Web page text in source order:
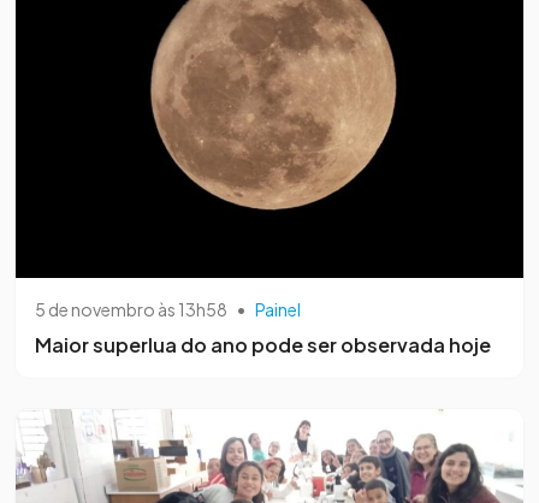
5 de novembro às 13h58 • Painel
Maior superlua do ano pode ser observada hoje